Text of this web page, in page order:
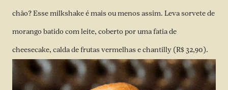
chão? Esse milkshake é mais ou menos assim. Leva sorvete de
morango batido com leite, coberto por uma fatia de
cheesecake, calda de frutas vermelhas e chantilly (R$ 32,90).